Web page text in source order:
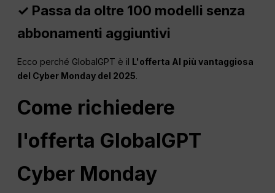
✓ Passa da oltre 100 modelli senza
abbonamenti aggiuntivi
Ecco perché GlobalGPT è il L'offerta AI più vantaggiosa
del Cyber Monday del 2025.
Come richiedere
l'offerta GlobalGPT
Cyber Monday